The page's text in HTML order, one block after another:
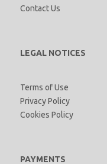
Contact Us
LEGAL NOTICES
Terms of Use
Privacy Policy
Cookies Policy
PAYMENTS